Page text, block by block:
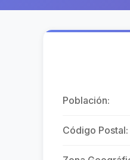
Población:
Código Postal: